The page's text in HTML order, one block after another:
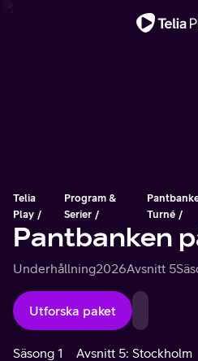
Telia
Play
Program &
Serier
Turné
Pantbanken
Underhållning2026Avsnitt 5
Utforska paket
Säsong 1 Avsnitt 5: Stockholm